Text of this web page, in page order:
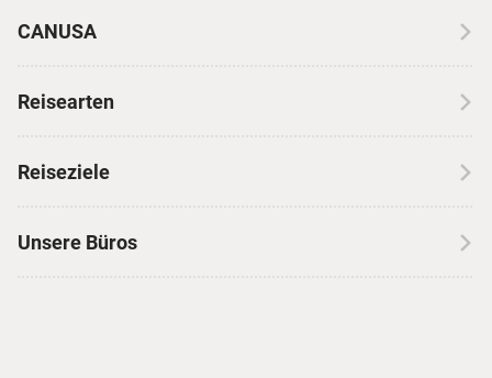
CANUSA
Erfahrungen mit CANUSA
Insidertipps
Reisearten
Skireisen
Reiseziele
Unsere Büros